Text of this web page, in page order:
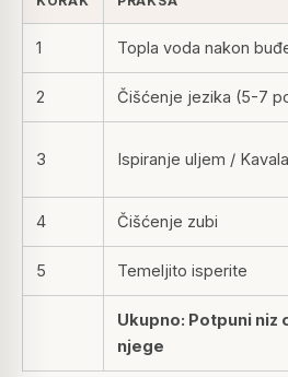
1 Topla voda nakon
2 Čišćenje jezika (5-7
3 Ispiranje uljem / Kavala
4 Čišćenje zubi
5 Temeljito isperite
Ukupno: Potpuni niz
njege